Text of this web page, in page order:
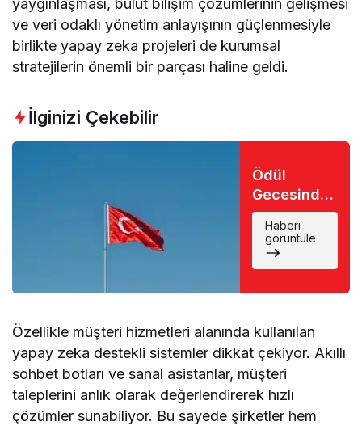
yaygınlaşması, bulut bilişim çözümlerinin gelişmesi
ve veri odaklı yönetim anlayışının güçlenmesiyle
birlikte yapay zeka projeleri de kurumsal
stratejilerin önemli bir parçası haline geldi.
İlginizi Çekebilir
Ödül
Gecesinde
Büyük Şok:
Favori İsim
Eli Boş
Döndü
Haberi
görüntüle
Özellikle müşteri hizmetleri alanında kullanılan
yapay zeka destekli sistemler dikkat çekiyor. Akıllı
sohbet botları ve sanal asistanlar, müşteri
taleplerini anlık olarak değerlendirerek hızlı
çözümler sunabiliyor. Bu sayede şirketler hem